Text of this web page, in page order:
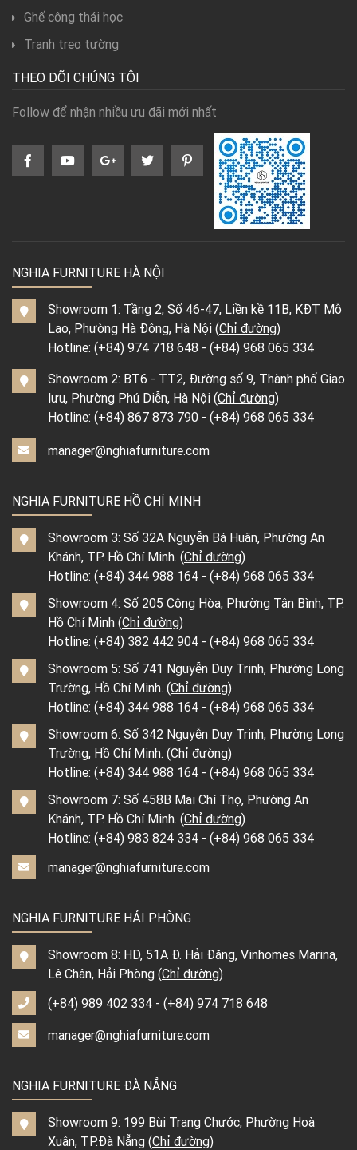
Ghế công thái học
Tranh treo tường
THEO DÕI CHÚNG TÔI
Follow để nhận nhiều ưu đãi mới nhất
NGHIA FURNITURE HÀ NỘI
Showroom 1: Tầng 2, Số 46-47, Liền kề 11B, KĐT Mỗ
Lao, Phường Hà Đông, Hà Nội (Chỉ đường)
Hotline: (+84) 974 718 648 - (+84) 968 065 334
Showroom 2: BT6 - TT2, Đường số 9, Thành phố Giao
lưu, Phường Phú Diễn, Hà Nội (Chỉ đường)
Hotline: (+84) 867 873 790 - (+84) 968 065 334
manager@nghiafurniture.com
NGHIA FURNITURE HỒ CHÍ MINH
Showroom 3: Số 32A Nguyễn Bá Huân, Phường An
Khánh, TP. Hồ Chí Minh. (Chỉ đường)
Hotline: (+84) 344 988 164 - (+84) 968 065 334
Showroom 4: Số 205 Cộng Hòa, Phường Tân Bình, TP.
Hồ Chí Minh (Chỉ đường)
Hotline: (+84) 382 442 904 - (+84) 968 065 334
Showroom 5: Số 741 Nguyễn Duy Trinh, Phường Long
Trường, Hồ Chí Minh. (Chỉ đường)
Hotline: (+84) 344 988 164 - (+84) 968 065 334
Showroom 6: Số 342 Nguyễn Duy Trinh, Phường Long
Trường, Hồ Chí Minh. (Chỉ đường)
Hotline: (+84) 344 988 164 - (+84) 968 065 334
Showroom 7: Số 458B Mai Chí Thọ, Phường An
Khánh, TP. Hồ Chí Minh. (Chỉ đường)
Hotline: (+84) 983 824 334 - (+84) 968 065 334
manager@nghiafurniture.com
NGHIA FURNITURE HẢI PHÒNG
Showroom 8: HD, 51A Đ. Hải Đăng, Vinhomes Marina,
Lê Chân, Hải Phòng (Chỉ đường)
(+84) 989 402 334 - (+84) 974 718 648
manager@nghiafurniture.com
NGHIA FURNITURE ĐÀ NẴNG
Showroom 9: 199 Bùi Trang Chước, Phường Hoà
Xuân, TP.Đà Nẵng (Chỉ đường)